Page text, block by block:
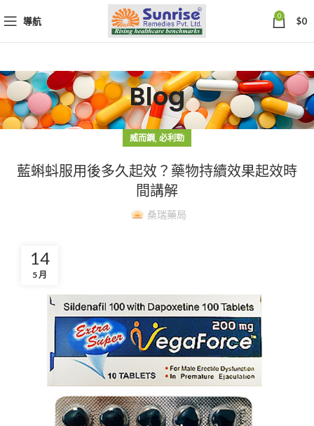
導航 0 $0
Blog
威而鋼, 必利勁
藍蝌蚪服用後多久起效？藥物持續效果起效時
間講解
桑瑞藥局
14
5 月